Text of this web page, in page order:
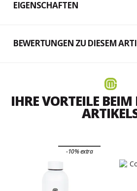
EIGENSCHAFTEN
BEWERTUNGEN ZU DIESEM
IHRE VORTEILE BEIM
-10% extra